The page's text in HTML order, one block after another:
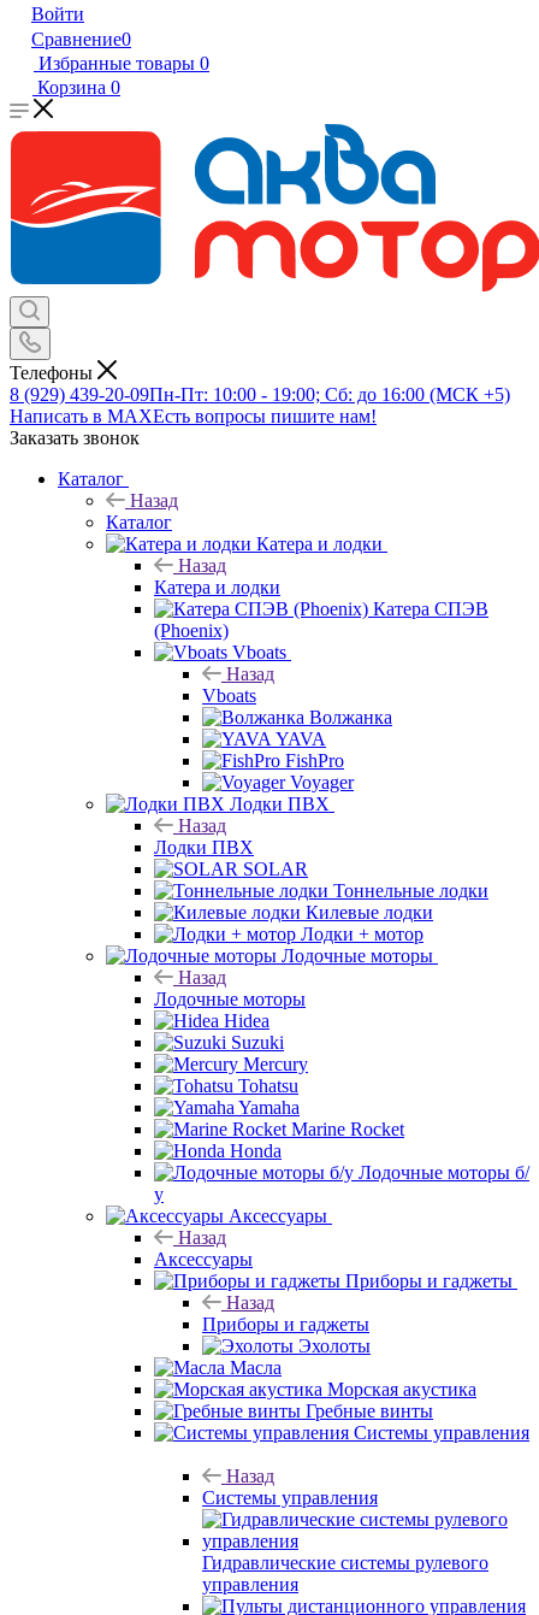
Войти
Сравнение0
Избранные товары 0
Корзина 0
Телефоны
8 (929) 439-20-09Пн-Пт: 10:00 - 19:00; Сб: до 16:00 (МСК +5)
Написать в MAXЕсть вопросы пишите нам!
Заказать звонок
Каталог
Назад
Каталог
Катера и лодки
Назад
Катера и лодки
Катера СПЭВ
(Phoenix)
Vboats
Назад
Vboats
Волжанка
YAVA
FishPro
Voyager
Лодки ПВХ
Назад
Лодки ПВХ
SOLAR
Тоннельные лодки
Килевые лодки
Лодки + мотор
Лодочные моторы
Назад
Лодочные моторы
Hidea
Suzuki
Mercury
Tohatsu
Yamaha
Marine Rocket
Honda
Лодочные моторы б/
у
Аксессуары
Назад
Аксессуары
Приборы и гаджеты
Назад
Приборы и гаджеты
Эхолоты
Масла
Морская акустика
Гребные винты
Системы управления
Назад
Системы управления
Гидравлические системы рулевого
управления